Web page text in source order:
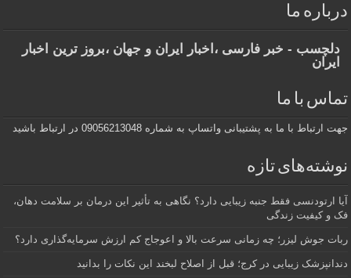
درباره ما
دلچسب - خبر فارسی ،اخبار ایران و جهان ،بروز ترین اخبار
ایران
تماس با ما
جهت ارتباط با ما به پشتیبانی واتساپ به شماره 09056213048 در ارتباط باشید
نوشته‌های تازه
آیا ارتودنسی فقط جنبه زیبایی دارد؟ نگاهی به تأثیر این درمان بر سلامت دهان،
فک و کیفیت زندگی
ربات جوش لیزر؛ چه زمانی سرعت بالا و اعوجاج کم ارزش سرمایه‌گذاری دارد؟
دندانپزشک زیبایی در کرج؛ قبل از اصلاح لبخند این نکات را بدانید